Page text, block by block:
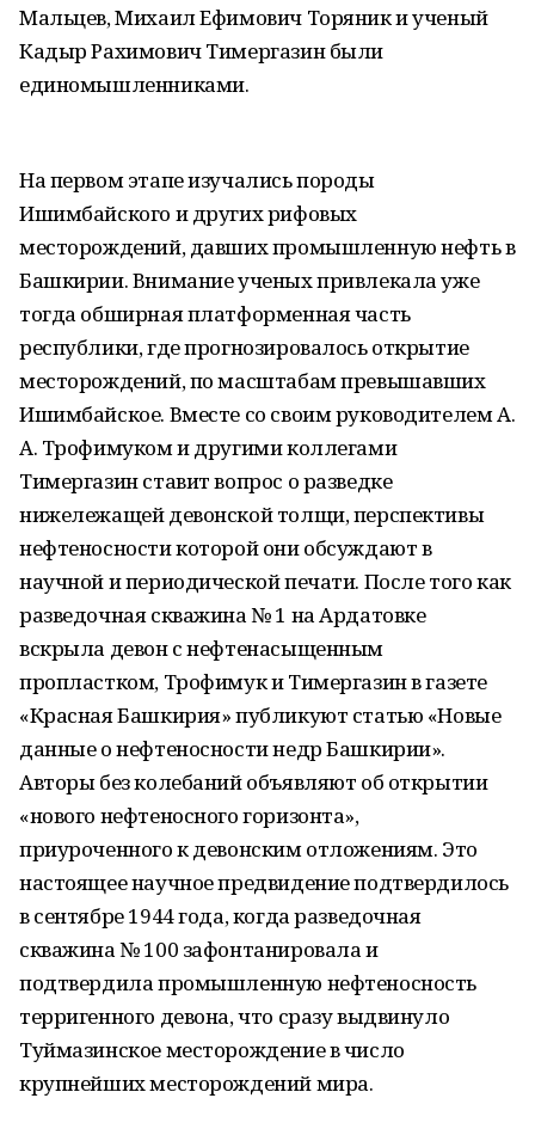
Мальцев, Михаил Ефимович Торяник и ученый
Кадыр Рахимович Тимергазин были
единомышленниками.
На первом этапе изучались породы
Ишимбайского и других рифовых
месторождений, давших промышленную нефть в
Башкирии. Внимание ученых привлекала уже
тогда обширная платформенная часть
республики, где прогнозировалось открытие
месторождений, по масштабам превышавших
Ишимбайское. Вместе со своим руководителем А.
А. Трофимуком и другими коллегами
Тимергазин ставит вопрос о разведке
нижележащей девонской толщи, перспективы
нефтеносности которой они обсуждают в
научной и периодической печати. После того как
разведочная скважина № 1 на Ардатовке
вскрыла девон с нефтенасыщенным
пропластком, Трофимук и Тимергазин в газете
«Красная Башкирия» публикуют статью «Новые
данные о нефтеносности недр Башкирии».
Авторы без колебаний объявляют об открытии
«нового нефтеносного горизонта»,
приуроченного к девонским отложениям. Это
настоящее научное предвидение подтвердилось
в сентябре 1944 года, когда разведочная
скважина № 100 зафонтанировала и
подтвердила промышленную нефтеносность
терригенного девона, что сразу выдвинуло
Туймазинское месторождение в число
крупнейших месторождений мира.